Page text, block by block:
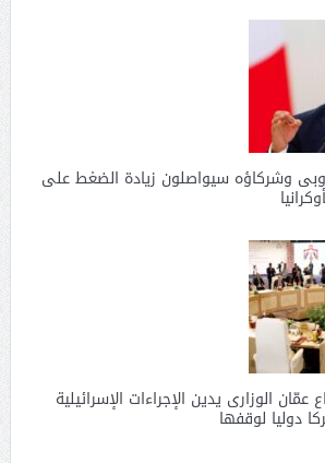
وشركاؤه سيواصلون زيادة الضغط على
عمّان الوزارى يدين الإجراءات الإسرائيلية
دوليا لوقفها